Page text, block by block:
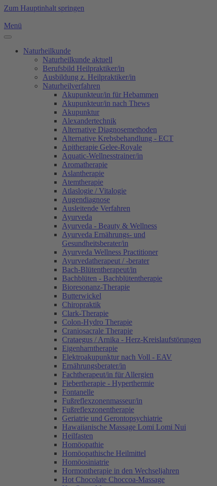
Zum Hauptinhalt springen
Menü
Naturheilkunde
Naturheilkunde aktuell
Berufsbild Heilpraktiker/in
Ausbildung z. Heilpraktiker/in
Naturheilverfahren
Akupunkteur/in für Hebammen
Akupunkteur/in nach Thews
Akupunktur
Alexandertechnik
Alternative Diagnosemethoden
Alternative Krebsbehandlung - ECT
Apitherapie Gelee-Royale
Aquatic-Wellnesstrainer/in
Aromatherapie
Aslantherapie
Atemtherapie
Atlaslogie / Vitalogie
Augendiagnose
Ausleitende Verfahren
Ayurveda
Ayurveda - Beauty & Wellness
Ayurveda Ernährungs- und
Gesundheitsberater/in
Ayurveda Wellness Practitioner
Ayurvedatherapeut / -berater
Bach-Blütentherapeut/in
Bachblüten - Bachblütentherapie
Bioresonanz-Therapie
Butterwickel
Chiropraktik
Clark-Therapie
Colon-Hydro Therapie
Craniosacrale Therapie
Crataegus / Arnika - Herz-Kreislaufstörungen
Eigenharntherapie
Elektroakupunktur nach Voll - EAV
Ernährungsberater/in
Fachtherapeut/in für Allergien
Fiebertherapie - Hyperthermie
Fontanelle
Fußreflexzonenmasseur/in
Fußreflexzonentherapie
Geriatrie und Gerontopsychiatrie
Hawaiianische Massage Lomi Lomi Nui
Heilfasten
Homöopathie
Homöopathische Heilmittel
Homöosiniatrie
Hormontherapie in den Wechseljahren
Hot Chocolate Choccoa-Massage